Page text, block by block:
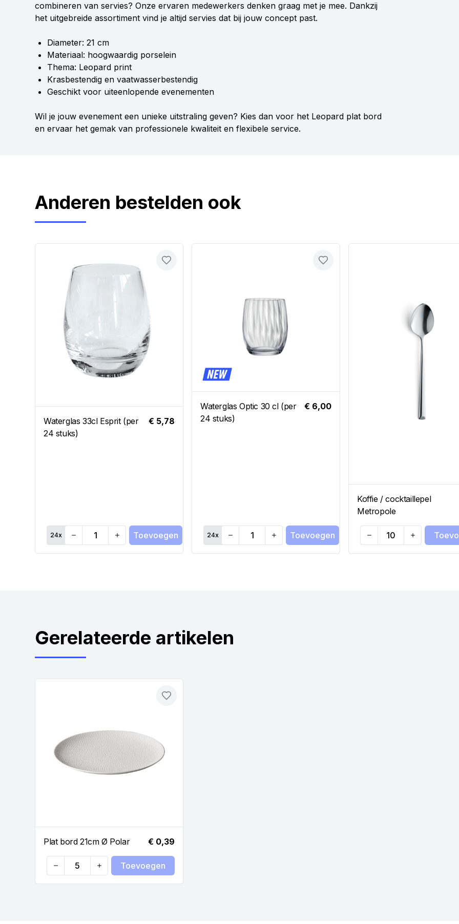
combineren van servies? Onze ervaren medewerkers denken graag met je mee. Dankzij
het uitgebreide assortiment vind je altijd servies dat bij jouw concept past.
Diameter: 21 cm
Materiaal: hoogwaardig porselein
Thema: Leopard print
Krasbestendig en vaatwasserbestendig
Geschikt voor uiteenlopende evenementen
Wil je jouw evenement een unieke uitstraling geven? Kies dan voor het Leopard plat bord
en ervaar het gemak van professionele kwaliteit en flexibele service.
Anderen bestelden ook
Waterglas 33cl Esprit (per
24 stuks)
€ 5,78
Toevoegen
24x
Quantity
Toevoegen
Waterglas Optic 30 cl (per
24 stuks)
€ 6,00
Toevoegen
24x
Quantity
Toevoegen
Koffie / cocktaillepel
Metropole
Quantity
Gerelateerde artikelen
Plat bord 21cm Ø Polar € 0,39
Toevoegen
Quantity
Toevoegen